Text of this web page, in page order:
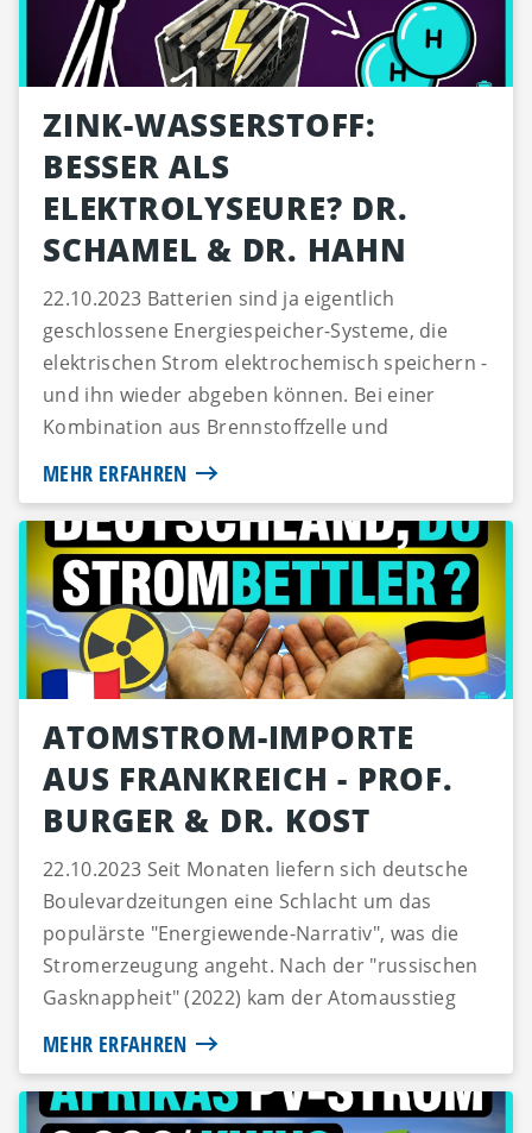
ZINK-WASSERSTOFF:
BESSER ALS
ELEKTROLYSEURE? DR.
SCHAMEL & DR. HAHN
22.10.2023 Batterien sind ja eigentlich
geschlossene Energiespeicher-Systeme, die
elektrischen Strom elektrochemisch speichern -
und ihn wieder abgeben können. Bei einer
Kombination aus Brennstoffzelle und
MEHR ERFAHREN
ATOMSTROM-IMPORTE
AUS FRANKREICH - PROF.
BURGER & DR. KOST
22.10.2023 Seit Monaten liefern sich deutsche
Boulevardzeitungen eine Schlacht um das
populärste "Energiewende-Narrativ", was die
Stromerzeugung angeht. Nach der "russischen
Gasknappheit" (2022) kam der Atomausstieg
MEHR ERFAHREN